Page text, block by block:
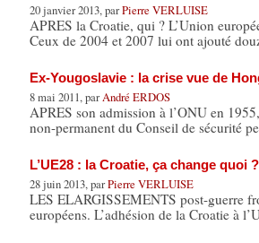
20 janvier 2013, parPierre VERLUISE
APRES la Croatie, qui ? L’Union
Ceux de 2004 et 2007 lui ont ajouté
Ex-Yougoslavie : la crise vue de
8 mai 2011, parAndré ERDOS
APRES son admission à l’ONU en
non-permanent du Conseil de sécurité
L’UE28 : la Croatie, ça change quoi ?
28 juin 2013, parPierre VERLUISE
LES ELARGISSEMENTS post-guerre
européens. L’adhésion de la Croatie à